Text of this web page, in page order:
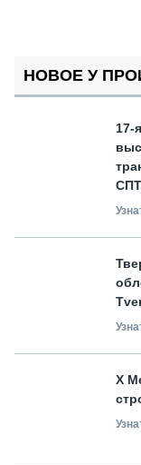
НОВОЕ У
17-
X